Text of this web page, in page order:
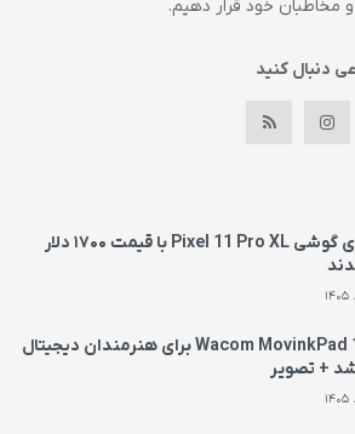
و مخاطبان خود قرار دهیم.
دنبال کنید
جعبه‌های گوشی Pixel 11 Pro XL با قیمت ۱۷۰۰ دلار
تبلت Wacom MovinkPad 11 برای هنرمندان دیجیتال
+ تصویر